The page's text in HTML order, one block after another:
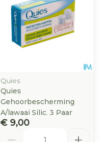
Quies
Quies
Gehoorbescherming
A/lawaai Silic. 3 Paar
€ 9,00